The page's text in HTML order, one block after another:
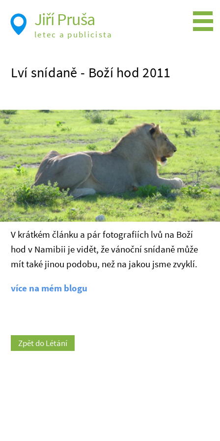
Lví snídaně - Boží hod 2011
V krátkém článku a pár fotografiích lvů na Boží
hod v Namibii je vidět, že vánoční snídaně může
mít také jinou podobu, než na jakou jsme zvyklí.
více na mém blogu
Zpět do Létání
Jiří Pruša
letec a publicista
Foto
Expedice
Moje knížky
Přednášky a školení
Trasy cest
Létání a historie